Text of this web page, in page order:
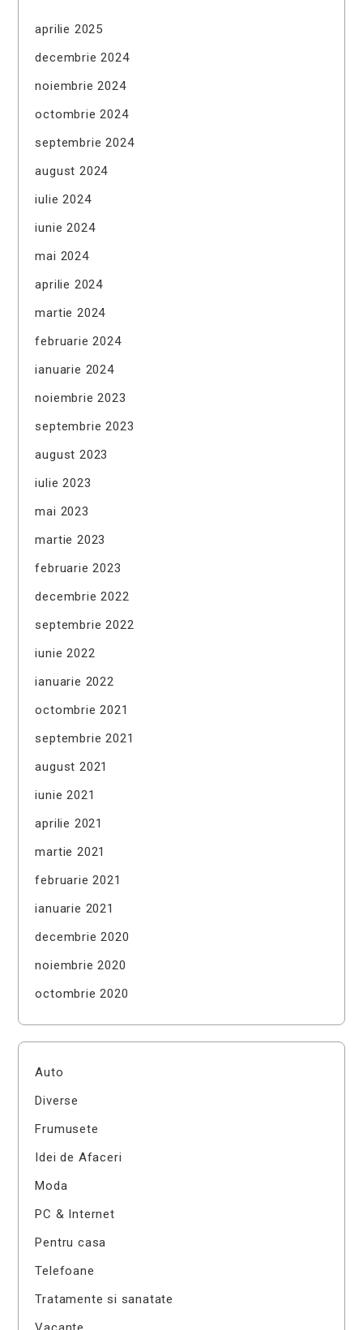
aprilie 2025
decembrie 2024
noiembrie 2024
octombrie 2024
septembrie 2024
august 2024
iulie 2024
iunie 2024
mai 2024
aprilie 2024
martie 2024
februarie 2024
ianuarie 2024
noiembrie 2023
septembrie 2023
august 2023
iulie 2023
mai 2023
martie 2023
februarie 2023
decembrie 2022
septembrie 2022
iunie 2022
ianuarie 2022
octombrie 2021
septembrie 2021
august 2021
iunie 2021
aprilie 2021
martie 2021
februarie 2021
ianuarie 2021
decembrie 2020
noiembrie 2020
octombrie 2020
Auto
Diverse
Frumusete
Idei de Afaceri
Moda
PC & Internet
Pentru casa
Telefoane
Tratamente si sanatate